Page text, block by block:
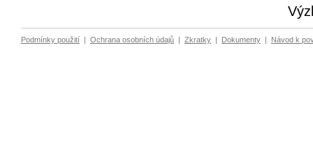
Podmínky použití | Ochrana osobních údajů | Zkratky | Dokumenty | Návod k